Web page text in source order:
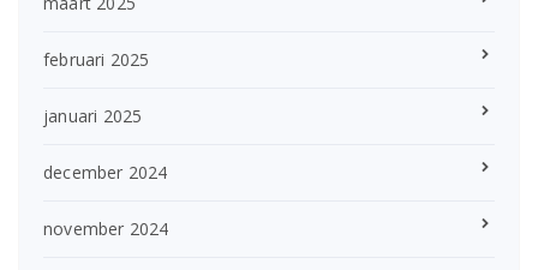
februari 2025
januari 2025
december 2024
november 2024